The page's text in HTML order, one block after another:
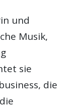
und
Musik,
sie
die